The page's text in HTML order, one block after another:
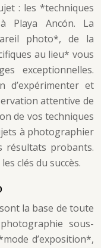
: les *techniques
Playa Ancón. La
photo*, de la
au lieu* vous
exceptionnelles.
d’expérimenter et
attentive de
de vos techniques
à photographier
résultats probants.
clés du succès.
la base de toute
sous-
d’exposition*,